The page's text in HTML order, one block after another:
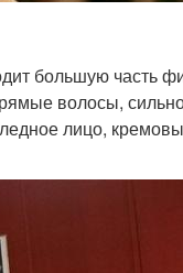
большую часть
волосы,
лицо,